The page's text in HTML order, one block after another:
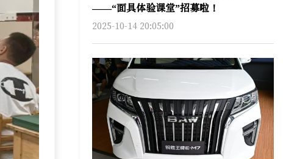
——“面具体验课堂”招募啦！
2025-10-14 20:05:00